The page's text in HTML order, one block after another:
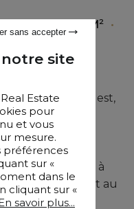
•249 M² •
dernier étage,
Est-Sud-Ouest,
le boulevard
de l’Atlas.
entrée menant à
à la terrasse et au
équipée avec
notre site
Estate
pour
et vous
mesure.
préférences
sur «
dans le
cliquant sur «
savoir plus...
sans accepter